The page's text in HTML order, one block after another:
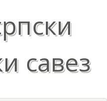
савез